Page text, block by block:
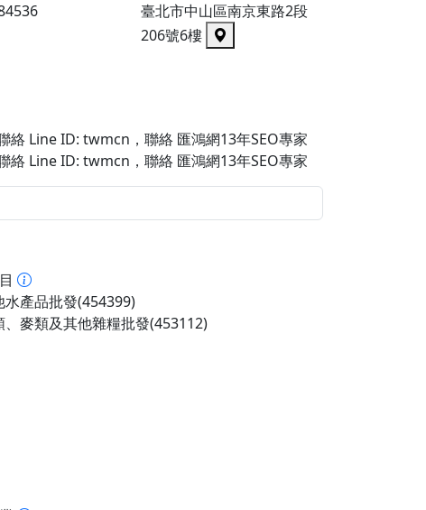
臺北市中山區南京東路2段
206號6樓
絡 Line ID: twmcn ，聯絡 匯鴻網13年SEO專家
絡 Line ID: twmcn ，聯絡 匯鴻網13年SEO專家
水產品批發(454399)
、麥類及其他雜糧批發(453112)